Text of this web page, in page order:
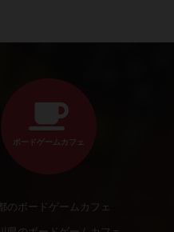
ボードゲームカフェ
のボードゲームカフェ